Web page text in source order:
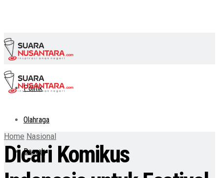
Politik
Olahraga
Daerah
Home Nasional
Dicari Komikus